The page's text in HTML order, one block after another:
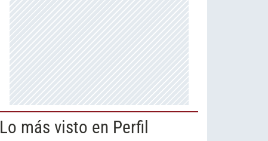
Lo más visto en Perfil